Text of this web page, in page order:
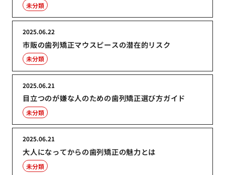
未分類
市販の歯列矯正マウスピースの潜在的リスク
2025.06.22
未分類
目立つのが嫌な人のための歯列矯正選び方ガイド
2025.06.21
未分類
大人になってからの歯列矯正の魅力とは
2025.06.21
未分類